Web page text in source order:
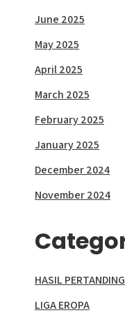
June 2025
May 2025
April 2025
March 2025
February 2025
January 2025
December 2024
November 2024
HASIL
LIGA EROPA